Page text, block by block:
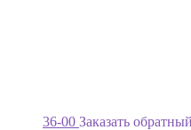
36-00 Заказать